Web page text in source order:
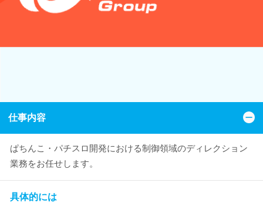
仕事内容
ぱちんこ・パチスロ開発における制御領域のディレクション
業務をお任せします。
具体的には